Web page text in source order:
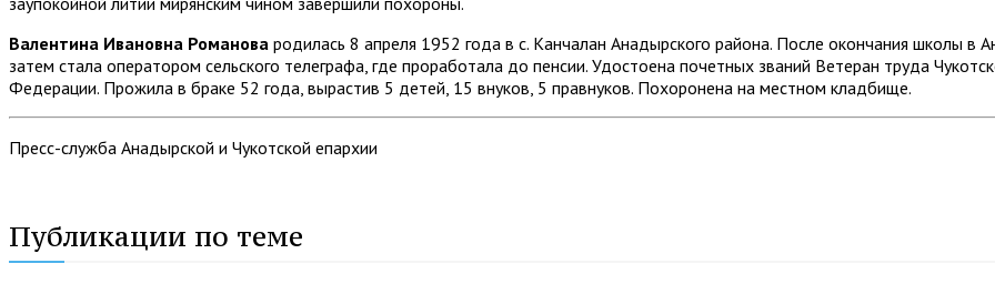
Валентина Ивановна Романова родилась 8 апреля 1952 года в с. Канчалан Анадырского района. После окончания школы в
затем стала оператором сельского телеграфа, где проработала до пенсии. Удостоена почетных званий Ветеран труда
Федерации. Прожила в браке 52 года, вырастив 5 детей, 15 внуков, 5 правнуков. Похоронена на местном кладбище.
Пресс-служба Анадырской и Чукотской епархии
Публикации по теме